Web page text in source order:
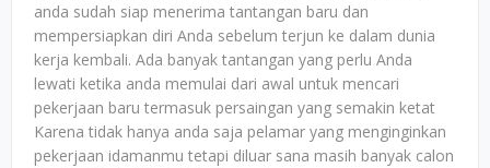
anda sudah siap menerima tantangan baru dan
mempersiapkan diri Anda sebelum terjun ke dalam dunia
kerja kembali. Ada banyak tantangan yang perlu Anda
lewati ketika anda memulai dari awal untuk mencari
pekerjaan baru termasuk persaingan yang semakin ketat
Karena tidak hanya anda saja pelamar yang menginginkan
pekerjaan idamanmu tetapi diluar sana masih banyak calon